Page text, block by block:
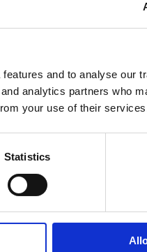
and to analyse our
analytics partners who
your use of their
Statistics
lager
lager
lager
trekantisskrape